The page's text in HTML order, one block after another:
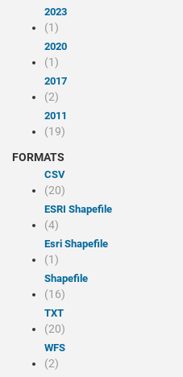
2023
(1)
2020
(1)
2017
(2)
2011
(19)
FORMATS
CSV
(20)
ESRI Shapefile
(4)
Esri Shapefile
(1)
Shapefile
(16)
TXT
(20)
WFS
(2)